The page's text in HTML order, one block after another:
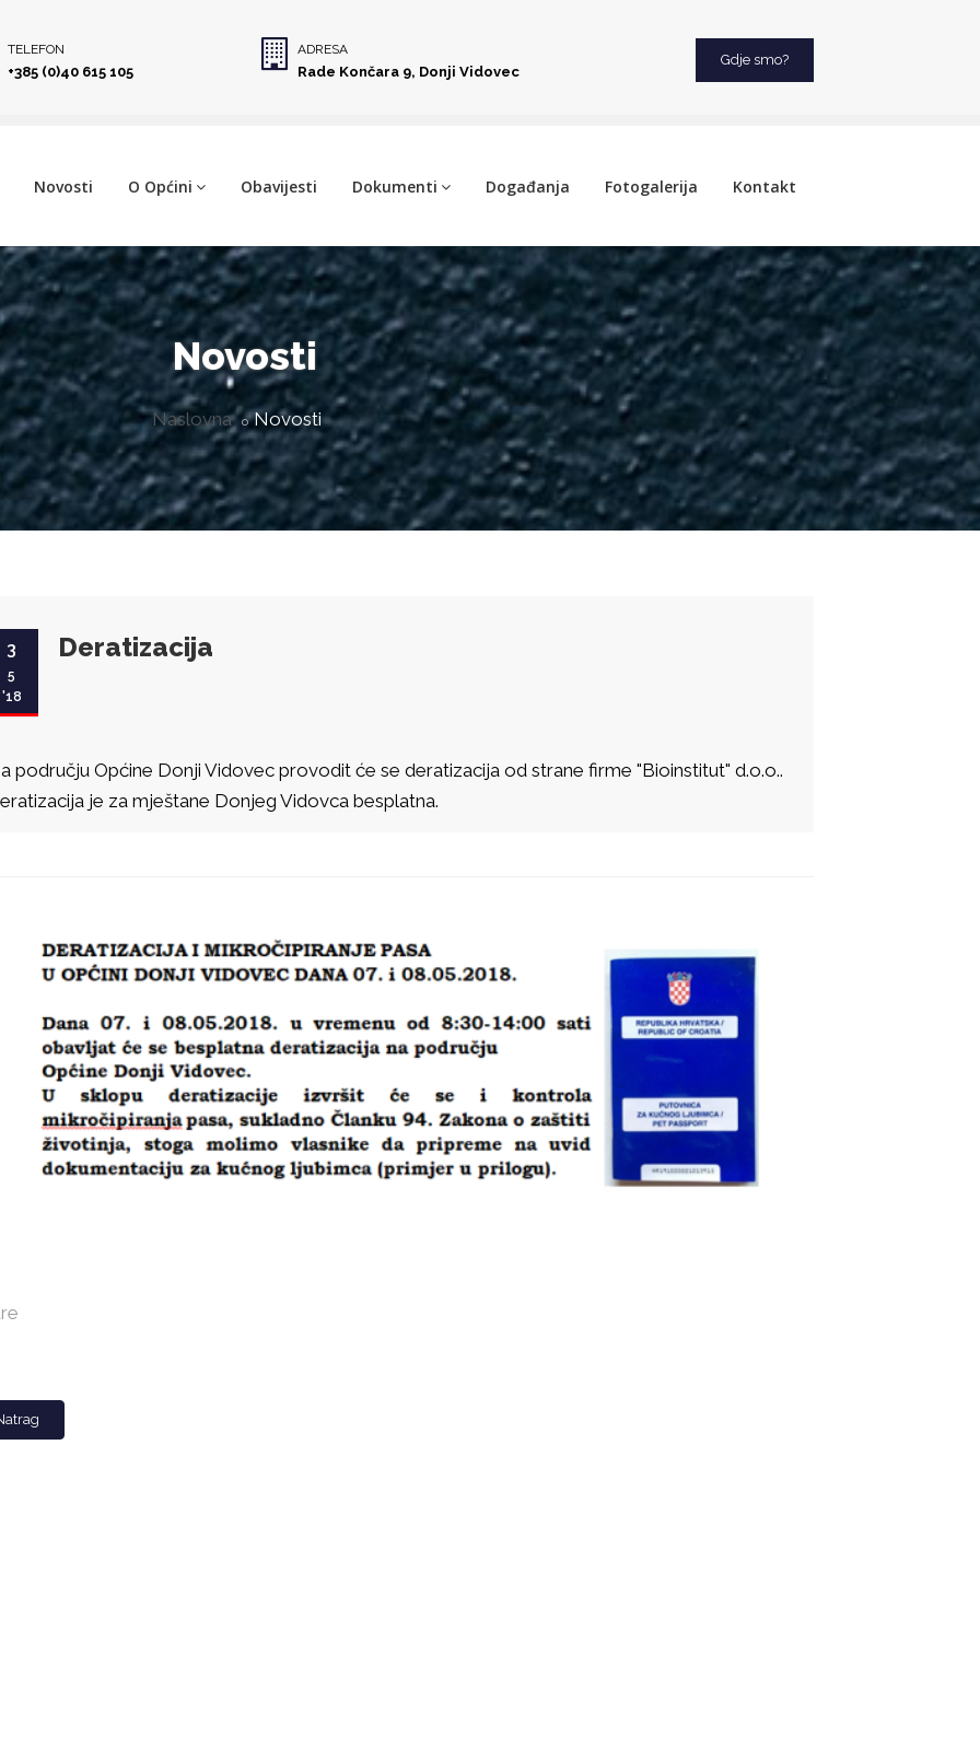
TELEFON
+385 (0)40 615 105
ADRESA
Rade Končara 9, Donji Vidovec
Gdje smo?
Novosti O Općini Obavijesti Dokumenti Događanja Fotogalerija Kontakt
Novosti
Naslovna Novosti
3
5
'18
Deratizacija
području Općine Donji Vidovec provodit će se deratizacija od strane firme "Bioinstitut" d.o.o..
je za mještane Donjeg Vidovca besplatna.